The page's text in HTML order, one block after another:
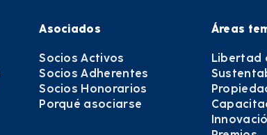
Asociados
Socios Activos
Socios Adherentes
Socios Honorarios
Porqué asociarse
Áreas
Libertad